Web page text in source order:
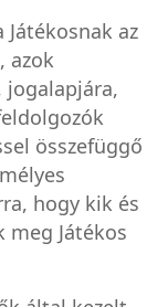
az
azok
jogalapjára,
összefüggő
hogy kik és
Játékos